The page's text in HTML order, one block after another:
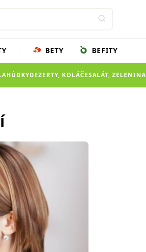
BETY BEFITY
DEZERTY, KOLÁČESALÁT, ZELENINA